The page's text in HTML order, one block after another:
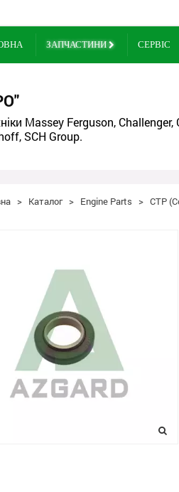
ЗАПЧАСТИНИ СЕРВІС
Massey Ferguson, Challenger,
SCH Group.
> Каталог > Engine Parts > CTP